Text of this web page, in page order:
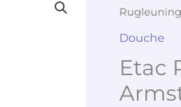
Rugleuning
Douche
Etac